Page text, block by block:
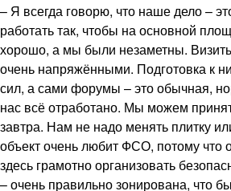
– Я всегда говорю, что наше дело –
работать так, чтобы на основной
хорошо, а мы были незаметны.
очень напряжёнными. Подготовка к
сил, а сами форумы – это обычная,
нас всё отработано. Мы можем
завтра. Нам не надо менять плитку
объект очень любит ФСО, потому что
здесь грамотно организовать
– очень правильно зонирована, что